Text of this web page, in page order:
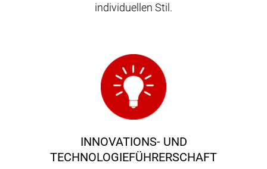
individuellen Stil.
INNOVATIONS- UND
TECHNOLOGIEFÜHRERSCHAFT